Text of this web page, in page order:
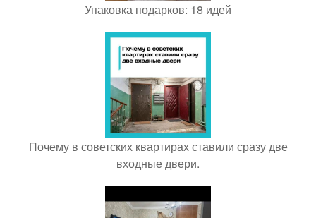
Упаковка подарков: 18 идей
Почему в советских квартирах ставили сразу две
входные двери.